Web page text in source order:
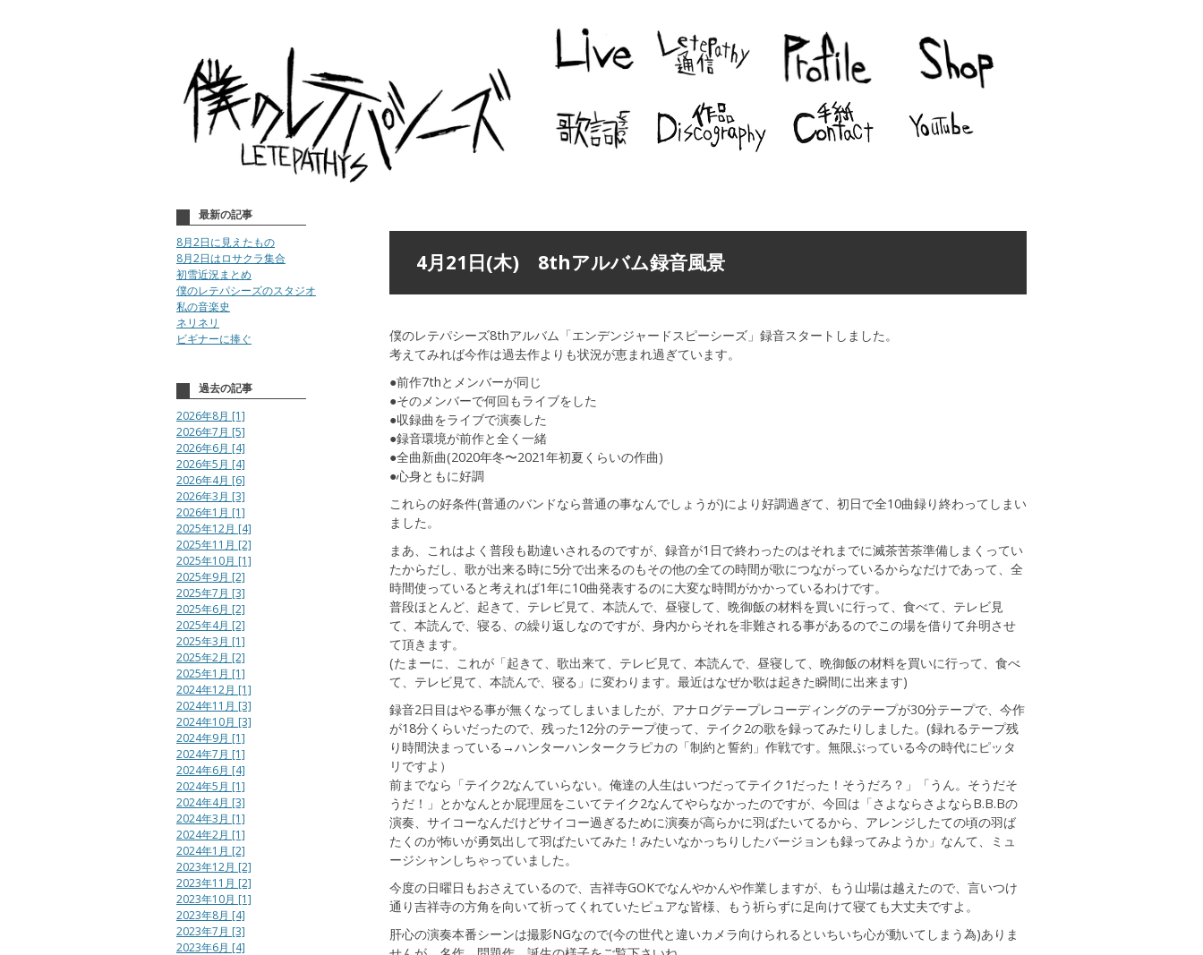
4月21日(木) 8thアルバム録音風景
僕のレテパシーズ8thアルバム「エンデンジャードスピーシーズ」録音スタートしました。
考えてみれば今作は過去作よりも状況が恵まれ過ぎています。
●前作7thとメンバーが同じ
●そのメンバーで何回もライブをした
●収録曲をライブで演奏した
●録音環境が前作と全く一緒
●全曲新曲(2020年冬〜2021年初夏くらいの作曲)
●心身ともに好調
これらの好条件(普通のバンドなら普通の事なんでしょうが)により好調過ぎて、初日で全10曲録り終わってしまい
ました。
まあ、これはよく普段も勘違いされるのですが、録音が1日で終わったのはそれまでに滅茶苦茶準備しまくってい
たからだし、歌が出来る時に5分で出来るのもその他の全ての時間が歌につながっているからなだけであって、全
時間使っていると考えれば1年に10曲発表するのに大変な時間がかかっているわけです。
普段ほとんど、起きて、テレビ見て、本読んで、昼寝して、晩御飯の材料を買いに行って、食べて、テレビ見
て、本読んで、寝る、の繰り返しなのですが、身内からそれを非難される事があるのでこの場を借りて弁明させ
て頂きます。
(たまーに、これが「起きて、歌出来て、テレビ見て、本読んで、昼寝して、晩御飯の材料を買いに行って、食べ
て、テレビ見て、本読んで、寝る」に変わります。最近はなぜか歌は起きた瞬間に出来ます)
録音2日目はやる事が無くなってしまいましたが、アナログテープレコーディングのテープが30分テープで、今作
が18分くらいだったので、残った12分のテープ使って、テイク2の歌を録ってみたりしました。(録れるテープ残
り時間決まっている→ハンターハンタークラピカの「制約と誓約」作戦です。無限ぶっている今の時代にピッタ
リですよ）
前までなら「テイク2なんていらない。俺達の人生はいつだってテイク1だった！そうだろ？」「うん。そうだそ
うだ！」とかなんとか屁理屈をこいてテイク2なんてやらなかったのですが、今回は「さよならさよならB.B.Bの
演奏、サイコーなんだけどサイコー過ぎるために演奏が高らかに羽ばたいてるから、アレンジしたての頃の羽ば
たくのが怖いが勇気出して羽ばたいてみた！みたいなかっちりしたバージョンも録ってみようか」なんて、ミュ
ージシャンしちゃっていました。
今度の日曜日もおさえているので、吉祥寺GOKでなんやかんや作業しますが、もう山場は越えたので、言いつけ
通り吉祥寺の方角を向いて祈ってくれていたピュアな皆様、もう祈らずに足向けて寝ても大丈夫ですよ。
肝心の演奏本番シーンは撮影NGなので(今の世代と違いカメラ向けられるといちいち心が動いてしまう為)ありま
最新の記事
8月2日に見えたもの
8月2日はロサクラ集合
初雪近況まとめ
僕のレテパシーズのスタジオ
私の音楽史
ネリネリ
ビギナーに捧ぐ
過去の記事
2026年8月 [1]
2026年7月 [5]
2026年6月 [4]
2026年5月 [4]
2026年4月 [6]
2026年3月 [3]
2026年1月 [1]
2025年12月 [4]
2025年11月 [2]
2025年10月 [1]
2025年9月 [2]
2025年7月 [3]
2025年6月 [2]
2025年4月 [2]
2025年3月 [1]
2025年2月 [2]
2025年1月 [1]
2024年12月 [1]
2024年11月 [3]
2024年10月 [3]
2024年9月 [1]
2024年7月 [1]
2024年6月 [4]
2024年5月 [1]
2024年4月 [3]
2024年3月 [1]
2024年2月 [1]
2024年1月 [2]
2023年12月 [2]
2023年11月 [2]
2023年10月 [1]
2023年8月 [4]
2023年7月 [3]
2023年6月 [4]